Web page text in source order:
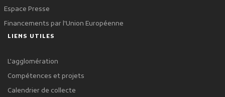
Espace Presse
Financements par l'Union Européenne
LIENS UTILES
L'agglomération
Compétences et projets
Calendrier de collecte